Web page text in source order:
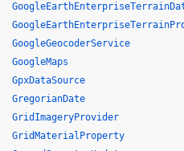
GoogleGeocoderService
GoogleMaps
GpxDataSource
GregorianDate
GridImageryProvider
GridMaterialProperty